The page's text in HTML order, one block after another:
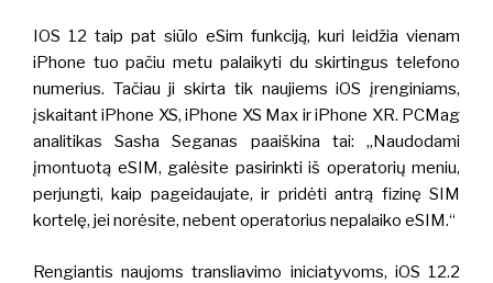
IOS 12 taip pat siūlo eSim funkciją, kuri leidžia vienam
iPhone tuo pačiu metu palaikyti du skirtingus telefono
numerius. Tačiau ji skirta tik naujiems iOS įrenginiams,
įskaitant iPhone XS, iPhone XS Max ir iPhone XR. PCMag
analitikas Sasha Seganas paaiškina tai: „Naudodami
įmontuotą eSIM, galėsite pasirinkti iš operatorių meniu,
perjungti, kaip pageidaujate, ir pridėti antrą fizinę SIM
kortelę, jei norėsite, nebent operatorius nepalaiko eSIM.“
Rengiantis naujoms transliavimo iniciatyvoms, iOS 12.2